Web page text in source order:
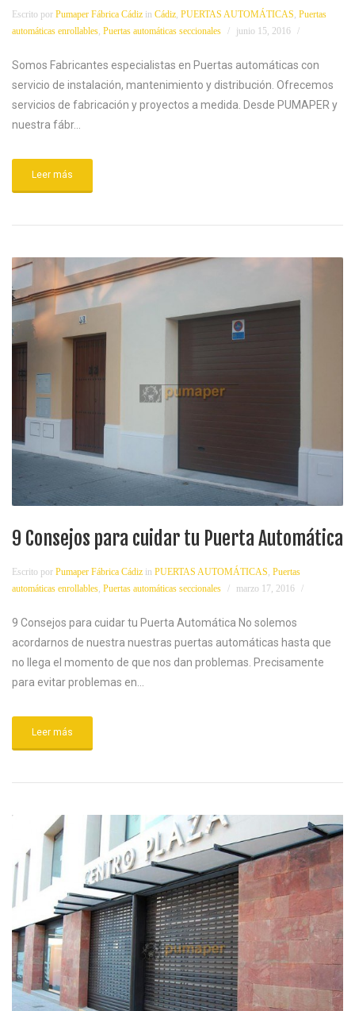
Escrito por Pumaper Fábrica Cádiz in Cádiz, PUERTAS AUTOMÁTICAS, Puertas
automáticas enrollables, Puertas automáticas seccionales junio 15, 2016
Somos Fabricantes especialistas en Puertas automáticas con
servicio de instalación, mantenimiento y distribución. Ofrecemos
servicios de fabricación y proyectos a medida. Desde PUMAPER y
nuestra fábr...
Leer más
9 Consejos para cuidar tu Puerta Automática
Escrito por Pumaper Fábrica Cádiz in PUERTAS AUTOMÁTICAS Puertas
automáticas enrollables Puertas automáticas seccionales marzo 17, 2016
9 Consejos para cuidar tu Puerta Automática No solemos
acordarnos de nuestra nuestras puertas automáticas hasta que
no llega el momento de que nos dan problemas. Precisamente
para evitar problemas en...
Leer más